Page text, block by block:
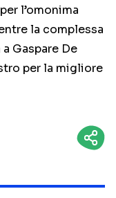
l’omonima
la complessa
Gaspare De
per la migliore